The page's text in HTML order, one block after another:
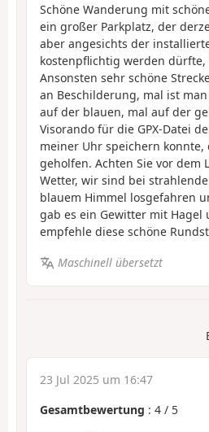
Schöne Wanderung mit
ein großer Parkplatz, der
aber angesichts der
kostenpflichtig werden dürfte,
Ansonsten sehr schöne
an Beschilderung, mal ist
auf der blauen, mal auf der
Visorando für die GPX-Datei
meiner Uhr speichern konnte,
geholfen. Achten Sie vor dem
Wetter, wir sind bei
blauem Himmel losgefahren
gab es ein Gewitter mit Hagel
empfehle diese schöne
Maschinell übersetzt
23 Jul 2025 um 16:47
Gesamtbewertung : 4 / 5